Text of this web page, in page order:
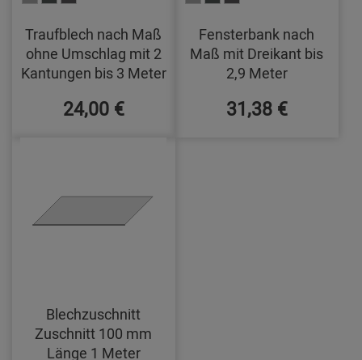
Traufblech nach Maß
ohne Umschlag mit 2
Kantungen bis 3 Meter
24,00 €
Fensterbank nach
Maß mit Dreikant bis
2,9 Meter
31,38 €
Blechzuschnitt
Zuschnitt 100 mm
Länge 1 Meter